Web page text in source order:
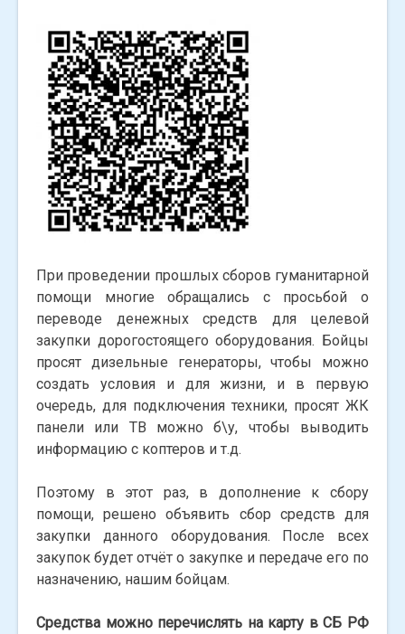
При проведении прошлых сборов гуманитарной
помощи многие обращались с просьбой о
переводе денежных средств для целевой
закупки дорогостоящего оборудования. Бойцы
просят дизельные генераторы, чтобы можно
создать условия и для жизни, и в первую
очередь, для подключения техники, просят ЖК
панели или ТВ можно б\у, чтобы выводить
информацию с коптеров и т.д.
Поэтому в этот раз, в дополнение к сбору
помощи, решено объявить сбор средств для
закупки данного оборудования. После всех
закупок будет отчёт о закупке и передаче его по
назначению, нашим бойцам.
Средства можно перечислять на карту в СБ РФ